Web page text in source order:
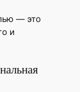
— это
и